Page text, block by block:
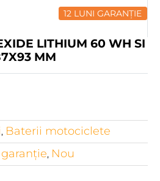
12 LUNI GARANȚIE
LITHIUM 60 WH SI
MM
, Baterii motociclete
garanţie, Nou